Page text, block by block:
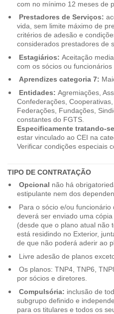
com no mínimo 12 meses de
Prestadores de Serviços:
vida, sem limite máximo de
critérios de adesão e
considerados prestadores de
Estagiários: Aceitação
com os sócios ou
Aprendizes categoria 7:
Entidades: Agremiações,
Confederações,
Federações, Fundações,
constantes do FGTS.
Especificamente tratando-
estar vinculado ao CEI na
Verificar condições especiais
TIPO DE CONTRATAÇÃO
Opcional não há
estipulante nem dos
Para o sócio e/ou
deverá ser enviado uma
(desde que o plano atual não
está residindo no Exterior,
de que não poderá aderir ao
Livre adesão de planos
Os planos: TNP4, TNP6,
por sócios e diretores.
Compulsória: inclusão de
subgrupo definido e
para os titulares e todos os